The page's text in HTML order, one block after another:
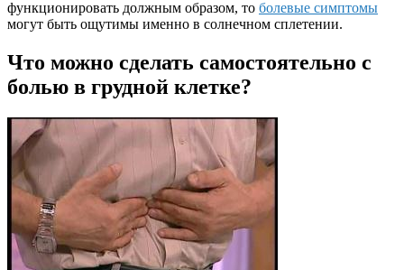
функционировать должным образом, то болевые симптомы
могут быть ощутимы именно в солнечном сплетении.
Что можно сделать самостоятельно с
болью в грудной клетке?